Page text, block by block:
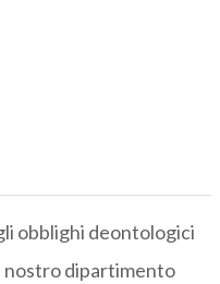
obblighi deontologici
nostro dipartimento